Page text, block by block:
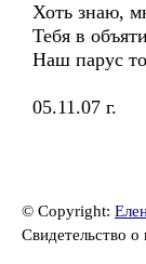
Хоть знаю,
Тебя в
Наш парус
05.11.07 г.
© Copyright:
Свидетельство